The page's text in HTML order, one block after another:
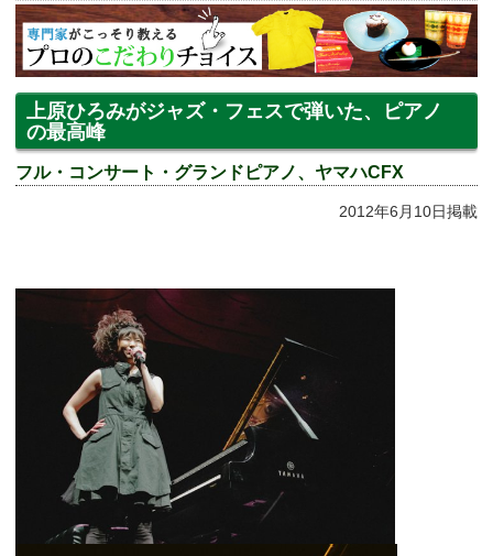
上原ひろみがジャズ・フェスで弾いた、ピアノ
の最高峰
フル・コンサート・グランドピアノ、ヤマハCFX
2012年6月10日掲載